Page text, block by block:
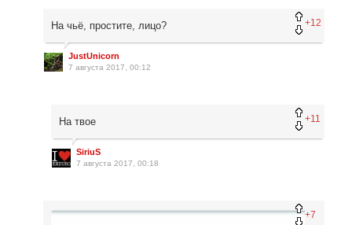
+12
На чьё, простите, лицо?
JustUnicorn
7 августа 2017, 00:12
+11
На твое
SiriuS
7 августа 2017, 00:18
+7